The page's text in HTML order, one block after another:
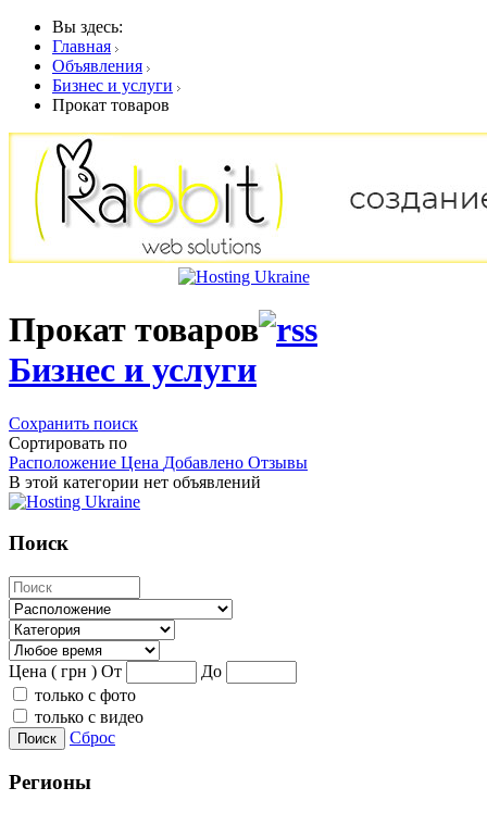
Вы здесь:
Главная
Объявления
Бизнес и услуги
Прокат товаров
Прокат товаров
Бизнес и услуги
Сохранить поиск
Сортировать по
Расположение Цена Добавлено Отзывы
В этой категории нет объявлений
Поиск
Цена ( грн ) От
До
только с фото
только с видео
Поиск Сброс
Регионы